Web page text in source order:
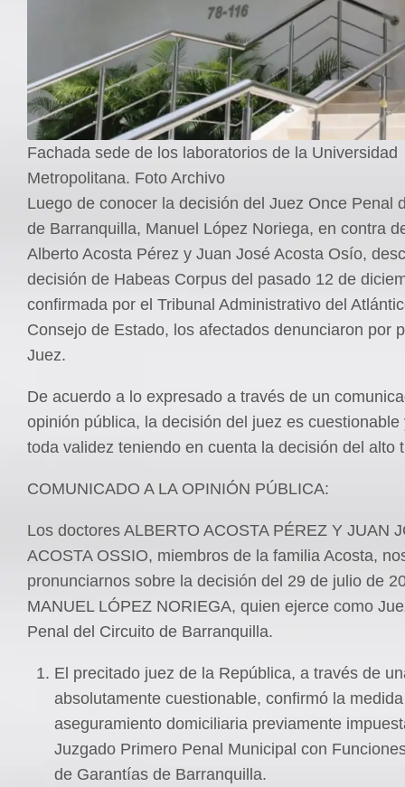
Fachada sede de los laboratorios de la Universidad
Metropolitana. Foto Archivo
Luego de conocer la decisión del Juez Once Penal
de Barranquilla, Manuel López Noriega, en contra
Alberto Acosta Pérez y Juan José Acosta Osío,
decisión de Habeas Corpus del pasado 12 de
confirmada por el Tribunal Administrativo del
Consejo de Estado, los afectados denunciaron por
Juez.
De acuerdo a lo expresado a través de un
opinión pública, la decisión del juez es cuestionable
toda validez teniendo en cuenta la decisión del alto
COMUNICADO A LA OPINIÓN PÚBLICA:
Los doctores ALBERTO ACOSTA PÉREZ Y JUAN
ACOSTA OSSIO, miembros de la familia Acosta,
pronunciarnos sobre la decisión del 29 de julio de
MANUEL LÓPEZ NORIEGA, quien ejerce como
Penal del Circuito de Barranquilla.
El precitado juez de la República, a través de
absolutamente cuestionable, confirmó la
aseguramiento domiciliaria previamente
Juzgado Primero Penal Municipal con
de Garantías de Barranquilla.